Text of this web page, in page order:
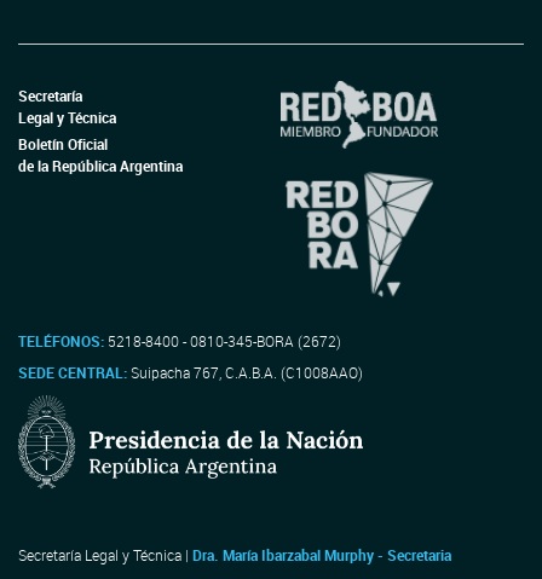
Secretaría
Legal y Técnica
Boletín Oficial
de la República Argentina
TELÉFONOS: 5218-8400 - 0810-345-BORA (2672)
SEDE CENTRAL:Suipacha 767, C.A.B.A. (C1008AAO)
Secretaría Legal y Técnica | Dra. María Ibarzabal Murphy - Secretaria